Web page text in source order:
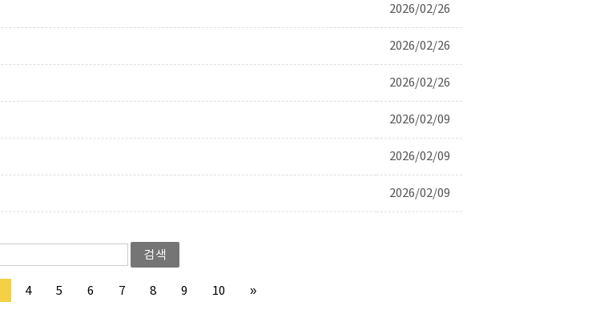
2026/02/26
2026/02/26
2026/02/26
2026/02/09
2026/02/09
2026/02/09
검색
4 5 6 7 8 9 10 »